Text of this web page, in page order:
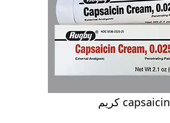
capsaicin كريم